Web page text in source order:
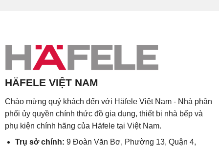
HÄFELE VIỆT NAM
Chào mừng quý khách đến với Häfele Việt Nam - Nhà phân
phối ủy quyền chính thức đồ gia dụng, thiết bị nhà bếp và
phụ kiện chính hãng của Häfele tại Việt Nam.
Trụ sở chính: 9 Đoàn Văn Bơ, Phường 13, Quận 4,